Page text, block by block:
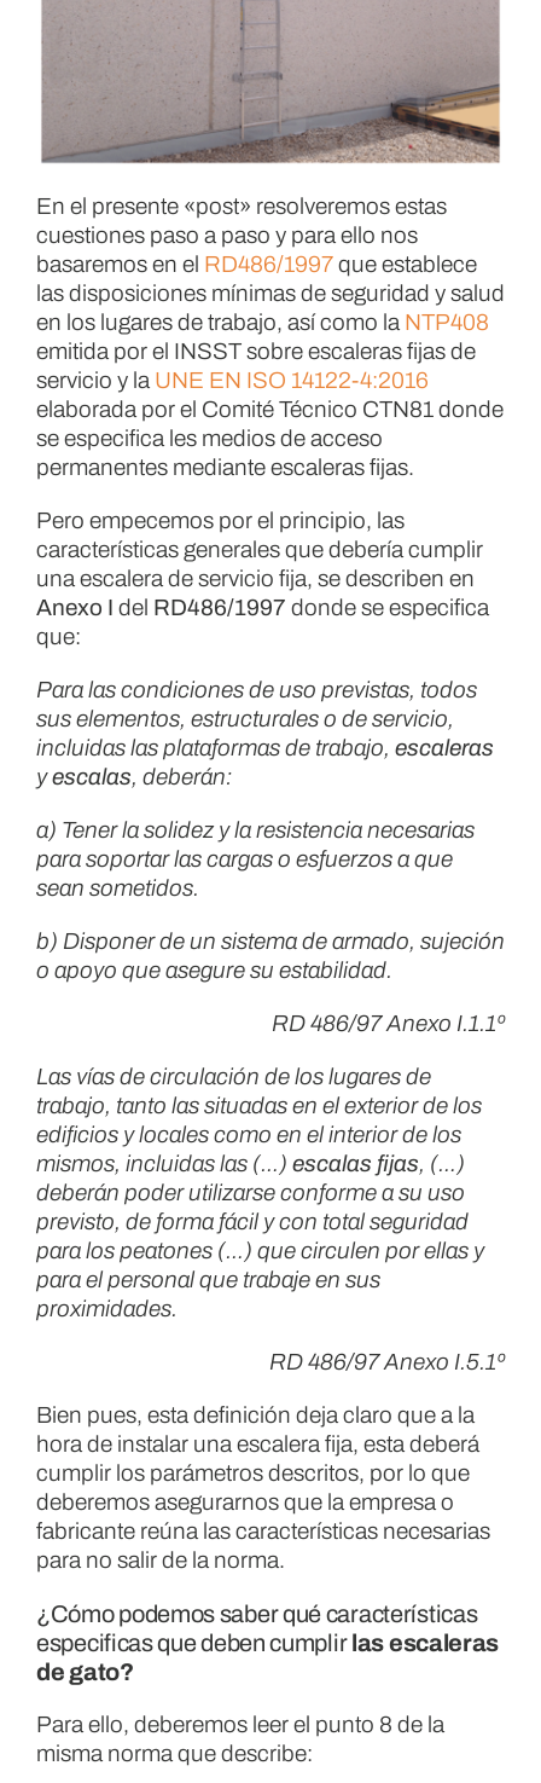
En el presente «post» resolveremos estas
cuestiones paso a paso y para ello nos
basaremos en el RD486/1997que establece
las disposiciones mínimas de seguridad y salud
en los lugares de trabajo, así como la NTP408
emitida por el INSST sobre escaleras fijas de
servicio y la UNE EN ISO 14122-4:2016
elaborada por el Comité Técnico CTN81 donde
se especifica les medios de acceso
permanentes mediante escaleras fijas.
Pero empecemos por el principio, las
características generales que debería cumplir
una escalera de servicio fija, se describen en
Anexo I del RD486/1997 donde se especifica
que:
Para las condiciones de uso previstas, todos
sus elementos, estructurales o de servicio,
incluidas las plataformas de trabajo, escaleras
yescalas, deberán:
a) Tener la solidez y la resistencia necesarias
para soportar las cargas o esfuerzos a que
sean sometidos.
b) Disponer de un sistema de armado, sujeción
o apoyo que asegure su estabilidad.
RD 486/97 Anexo I.1.1º
Las vías de circulación de los lugares de
trabajo, tanto las situadas en el exterior de los
edificios y locales como en el interior de los
mismos, incluidas las (…) escalas fijas, (…)
deberán poder utilizarse conforme a su uso
previsto, de forma fácil y con total seguridad
para los peatones (…) que circulen por ellas y
para el personal que trabaje en sus
proximidades.
RD 486/97 Anexo I.5.1º
Bien pues, esta definición deja claro que a la
hora de instalar una escalera fija, esta deberá
cumplir los parámetros descritos, por lo que
deberemos asegurarnos que la empresa o
fabricante reúna las características necesarias
para no salir de la norma.
¿Cómo podemos saber qué características
especificas que deben cumplirlas escaleras
de gato?
Para ello, deberemos leer el punto 8 de la
misma norma que describe: